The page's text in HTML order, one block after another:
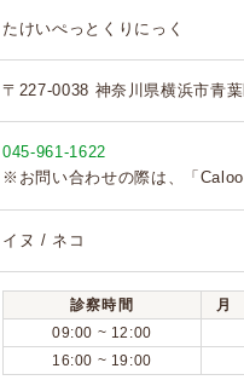
たけいぺっとくりにっく
〒227-0038 神奈川県横浜市青
045-961-1622
※お問い合わせの際は、「
イヌ / ネコ
診察時間 月
09:00 ~ 12:00
16:00 ~ 19:00